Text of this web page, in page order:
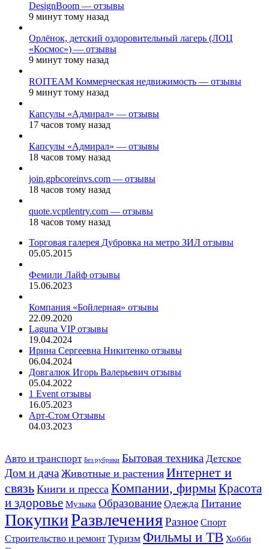
DesignBoom — отзывы
9 минут тому назад
Орлёнок, детский оздоровительный лагерь (ЛОЦ
«Космос») — отзывы
9 минут тому назад
ROITEAM Коммерческая недвижимость — отзывы
9 минут тому назад
Капсулы «Адмирал» — отзывы
17 часов тому назад
Капсулы «Адмирал» — отзывы
18 часов тому назад
join.gpbcoreinvs.com — отзывы
18 часов тому назад
quote.vcptlentry.com — отзывы
18 часов тому назад
Торговая галерея Дубровка на метро ЗИЛ отзывы
05.05.2015
Фемили Лайф отзывы
15.06.2023
Компания «Бойлерная» отзывы
22.09.2020
Laguna VIP отзывы
19.04.2024
Ирина Сергеевна Никитенко отзывы
06.04.2024
Довгалюк Игорь Валерьевич отзывы
05.04.2022
1 Event отзывы
16.05.2023
Арт-Стом Отзывы
04.03.2023
Авто и транспорт Без рубрики Бытовая техника Детское
Дом и дача Животные и растения Интернет и
связь Книги и пресса Компании, фирмыКрасота
и здоровье Музыка Образование Одежда Питание
ПокупкиРазвлеченияРазное Спорт
Строительство и ремонт Туризм Фильмы и ТВ Хобби